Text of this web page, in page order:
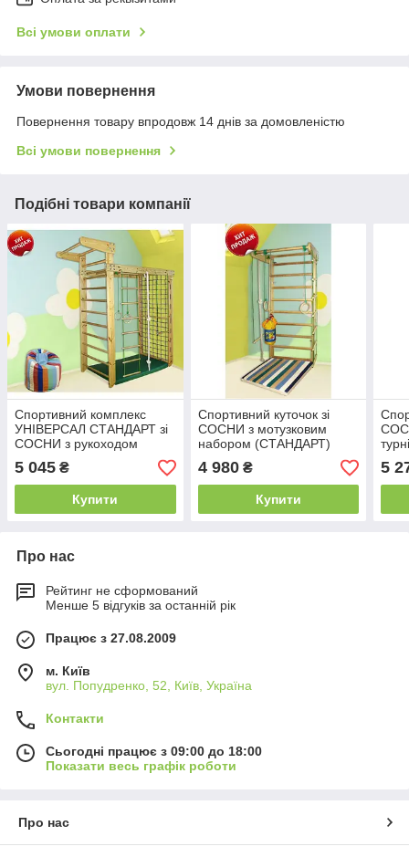
Всі умови оплати
Умови повернення
Повернення товару впродовж 14 днів за домовленістю
Всі умови повернення
Подібні товари компанії
Спортивний комплекс
УНІВЕРСАЛ СТАНДАРТ зі
СОСНИ з рукоходом
5 045 ₴
Купити
Спортивний куточок зі
СОСНИ з мотузковим
набором (СТАНДАРТ)
4 980₴
Купити
5
Про нас
Рейтинг не сформований
Менше 5 відгуків за останній рік
Працює з 27.08.2009
м. Київ
вул. Попудренко, 52, Київ, Україна
Контакти
Сьогодні працює з 09:00 до 18:00
Показати весь графік роботи
Про нас